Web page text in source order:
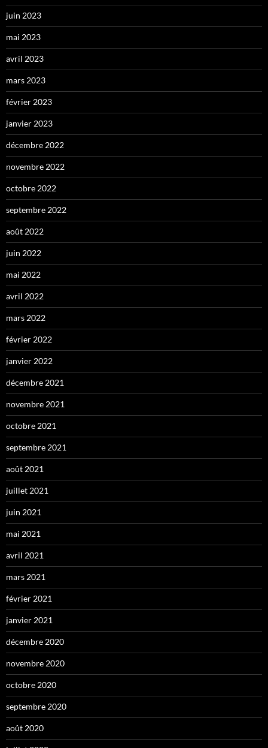
juin 2023
mai 2023
avril 2023
mars 2023
février 2023
janvier 2023
décembre 2022
novembre 2022
octobre 2022
septembre 2022
août 2022
juin 2022
mai 2022
avril 2022
mars 2022
février 2022
janvier 2022
décembre 2021
novembre 2021
octobre 2021
septembre 2021
août 2021
juillet 2021
juin 2021
mai 2021
avril 2021
mars 2021
février 2021
janvier 2021
décembre 2020
novembre 2020
octobre 2020
septembre 2020
août 2020